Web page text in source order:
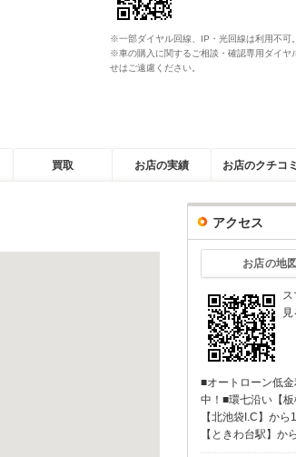
※一部ダイヤル回線、IP・光回線は利用不可。
※車の購入に関するご相談・確認専用ダイヤ
せはご遠慮ください。
買取 お店の実績 お店のクチコミ
アクセス
お店の地
ス
■オートローン低
中！■環七沿い【
【北池袋I.C】か
【ときわ台駅】か